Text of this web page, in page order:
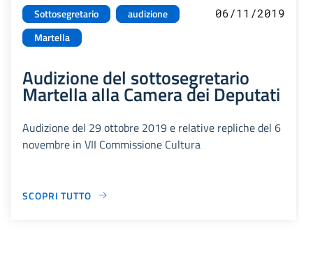
Sottosegretario
audizione
Martella
06/11/2019
Audizione del sottosegretario
Martella alla Camera dei Deputati
Audizione del 29 ottobre 2019 e relative repliche del 6
novembre in VII Commissione Cultura
SCOPRI TUTTO